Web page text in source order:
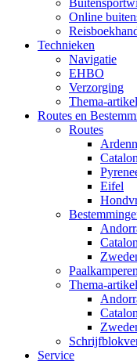
Online
Technieken
Navigatie
EHBO
Verzorging
Thema-
Routes en
Routes
Eifel
Paalkamperen
Thema-
Service